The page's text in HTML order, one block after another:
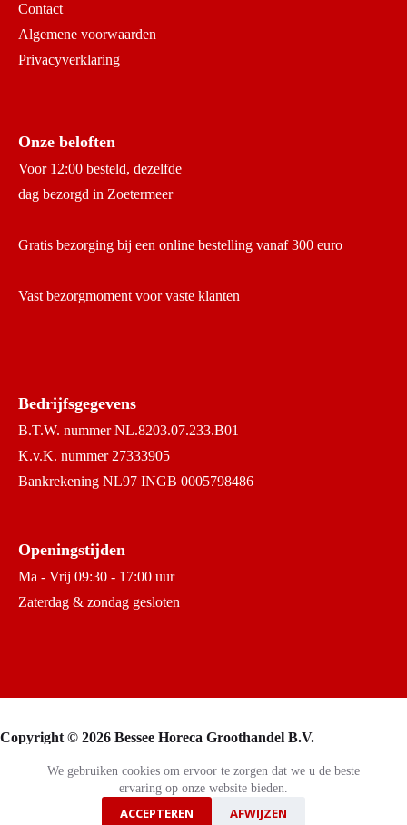
We gebruiken cookies om ervoor te zorgen dat we u de beste
ervaring op onze website bieden.
ACCEPTEREN AFWIJZEN
Contact
Algemene voorwaarden
Privacyverklaring
Onze beloften
Voor 12:00 besteld, dezelfde
dag bezorgd in Zoetermeer
Gratis bezorging bij een online bestelling vanaf 300 euro
Vast bezorgmoment voor vaste klanten
Bedrijfsgegevens
B.T.W. nummer NL.8203.07.233.B01
K.v.K. nummer 27333905
Bankrekening NL97 INGB 0005798486
Openingstijden
Ma - Vrij 09:30 - 17:00 uur
Zaterdag & zondag gesloten
Copyright © 2026 Bessee Horeca Groothandel B.V.